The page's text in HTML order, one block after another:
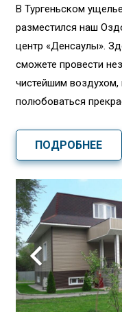
В Тургеньском
разместился наш
центр «Денсаулық».
сможете провести
чистейшим воздухом,
полюбоваться
ПОДРОБНЕЕ